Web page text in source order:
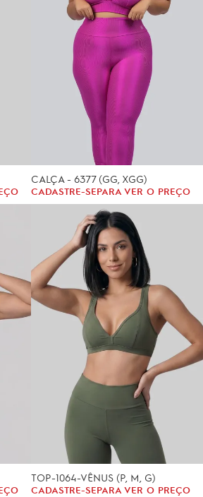
CALÇA - 6377 (GG, XGG)
CADASTRE-SEPARA VER O PREÇO
TOP-1064-VÊNUS (P, M, G)
CADASTRE-SEPARA VER O PREÇO